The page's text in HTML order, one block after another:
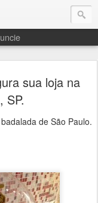
sua loja na
SP.
de São Paulo.